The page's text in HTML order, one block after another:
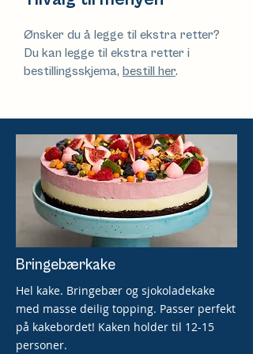
Ønsker du å legge til ekstra retter?
Du kan legge til ekstra retter i
bestillingsskjema, bestill her.
Bringebærkake
Hel kake. Bringebær og sjokoladekake
med masse deilig topping. Passer perfekt
på kakebordet! Kaken holder til 12-15
personer.